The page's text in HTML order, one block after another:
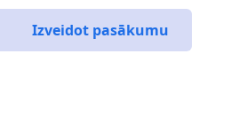
Izveidot pasākumu